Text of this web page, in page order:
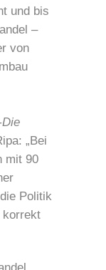
und bis
–
von
„Bei
mit 90
Politik
korrekt